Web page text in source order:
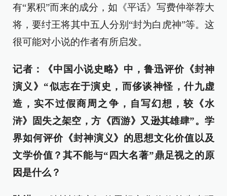
有“累积”而来的成分，如《平话》写费仲举荐大
将，要纣王将其中五人分别“封为白虎神”等。这
很可能对小说的作者有所启发。
记者：《中国小说史略》中，鲁迅评价《封神
演义》“似志在于演史，而侈谈神怪，什九虚
造，实不过假商周之争，自写幻想，较《水
浒》固失之架空，方《西游》又逊其雄肆”。学
界如何评价《封神演义》的思想文化价值以及
文学价值？其不能与“四大名著”鼎足视之的原
因是什么？